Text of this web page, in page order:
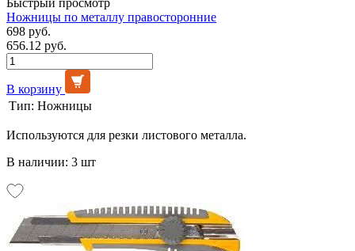
Ножницы по металлу правосторонние
698 руб.
656.12 руб.
В корзину
Тип: Ножницы
Используются для резки листового металла.
В наличии: 3 шт